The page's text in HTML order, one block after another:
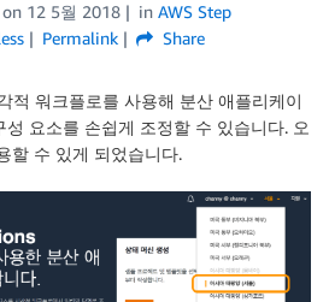
on 12 5월 2018 in AWS Step
Permalink Share
적 워크플로를 사용해 분산 애플리케이
요소를 손쉽게 조정할 수 있습니다. 오
할 수 있게 되었습니다.